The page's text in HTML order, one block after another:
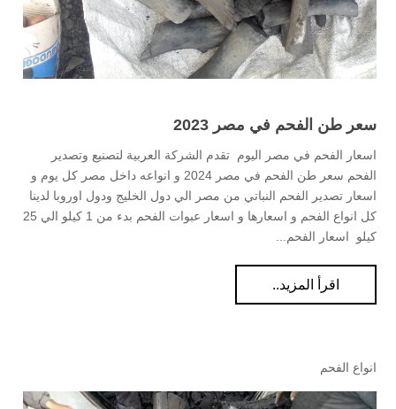
سعر طن الفحم في مصر 2023
اسعار الفحم في مصر اليوم تقدم الشركة العربية لتصنيع وتصدير
الفحم سعر طن الفحم في مصر 2024 و انواعه داخل مصر كل يوم و
اسعار تصدير الفحم النباتي من مصر الي دول الخليج ودول اوروبا لدينا
كل انواع الفحم و اسعارها و اسعار عبوات الفحم بدء من 1 كيلو الي 25
كيلو اسعار الفحم...
اقرأ المزيد..
انواع الفحم